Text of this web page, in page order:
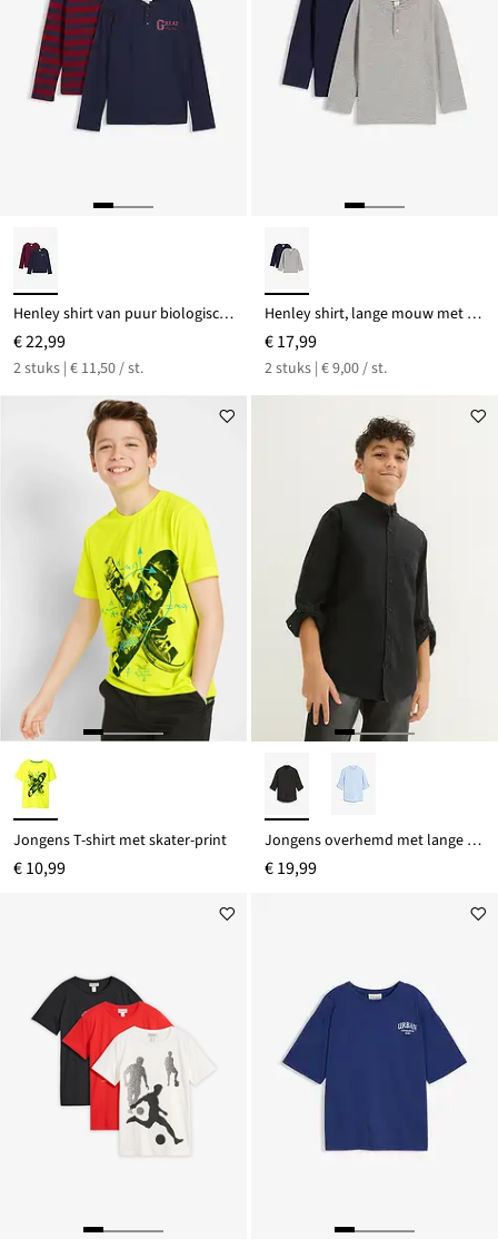
Henley shirt van puur biologisch katoen (set van 2)
€ 22,99
2 stuks | € 11,50 / st.
Henley shirt, lange mouw met biologisch katoen ( set van 2)
€ 17,99
2 stuks | € 9,00 / st.
Jongens T-shirt met skater-print
€ 10,99
Jongens overhemd met lange mouwen en turn-ups
€ 19,99